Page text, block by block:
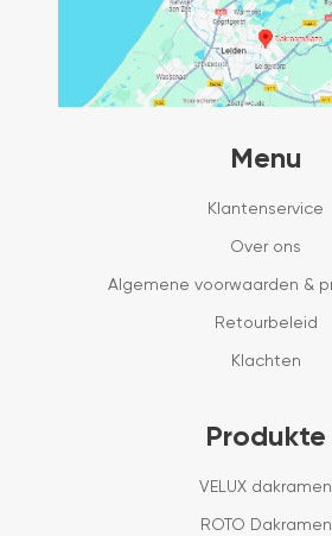
Menu
Klantenservice
Over ons
Algemene voorwaarden &
Retourbeleid
Klachten
Produkte
VELUX dakramen
ROTO Dakramen